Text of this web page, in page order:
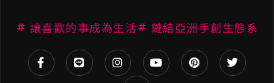
讓喜歡的事成為生活 鏈結亞洲手創生態系
i